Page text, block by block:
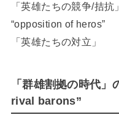
「英雄たちの競争/拮抗」
“opposition of heros”
「英雄たちの対立」
「群雄割拠の時代
rival barons”